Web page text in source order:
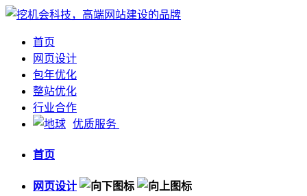
首页
网页设计
包年优化
整站优化
行业合作
优质服务
首页
网页设计